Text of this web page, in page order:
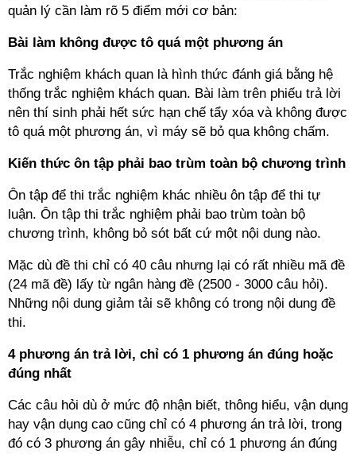
quản lý cần làm rõ 5 điểm mới cơ bản:
Bài làm không được tô quá một phương án
Trắc nghiệm khách quan là hình thức đánh giá bằng hệ
thống trắc nghiệm khách quan. Bài làm trên phiếu trả lời
nên thí sinh phải hết sức hạn chế tẩy xóa và không được
tô quá một phương án, vì máy sẽ bỏ qua không chấm.
Kiến thức ôn tập phải bao trùm toàn bộ chương trình
Ôn tập để thi trắc nghiệm khác nhiều ôn tập để thi tự
luận. Ôn tập thi trắc nghiệm phải bao trùm toàn bộ
chương trình, không bỏ sót bất cứ một nội dung nào.
Mặc dù đề thi chỉ có 40 câu nhưng lại có rất nhiều mã đề
(24 mã đề) lấy từ ngân hàng đề (2500 - 3000 câu hỏi).
Những nội dung giảm tải sẽ không có trong nội dung đề
thi.
4 phương án trả lời, chỉ có 1 phương án đúng hoặc
đúng nhất
Các câu hỏi dù ở mức độ nhận biết, thông hiểu, vận dụng
hay vận dụng cao cũng chỉ có 4 phương án trả lời, trong
đó có 3 phương án gây nhiễu, chỉ có 1 phương án đúng